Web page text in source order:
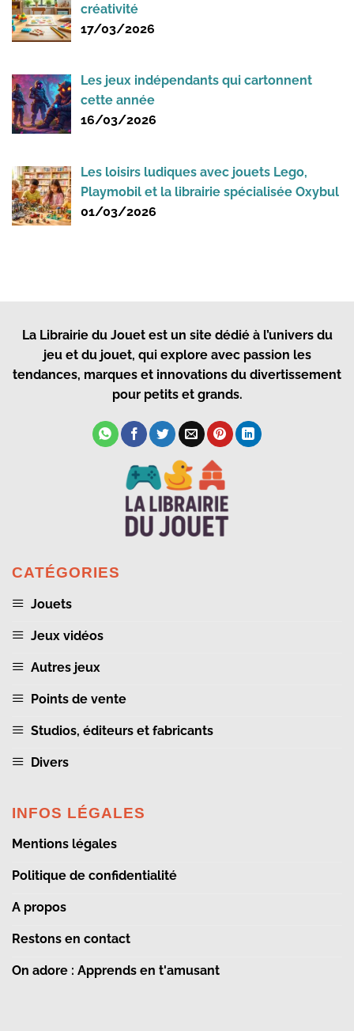
créativité
17/03/2026
Les jeux indépendants qui cartonnent
cette année
16/03/2026
Les loisirs ludiques avec jouets Lego,
Playmobil et la librairie spécialisée Oxybul
01/03/2026
La Librairie du Jouetest un site dédié à l’univers du
jeu et du jouet, qui explore avec passion les
tendances, marques et innovations du divertissement
pour petits et grands.
CATÉGORIES
Jouets
Jeux vidéos
Autres jeux
Points de vente
Studios, éditeurs et fabricants
Divers
INFOS LÉGALES
Mentions légales
Politique de confidentialité
A propos
Restons en contact
On adore : Apprends en t'amusant